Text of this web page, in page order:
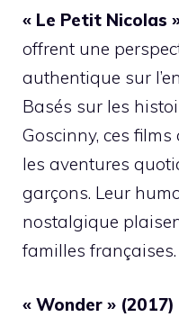
« Le Petit Nicolas
offrent une
authentique sur
Basés sur les
Goscinny, ces films
les aventures
garçons. Leur
nostalgique
familles françaises.
« Wonder » (2017)